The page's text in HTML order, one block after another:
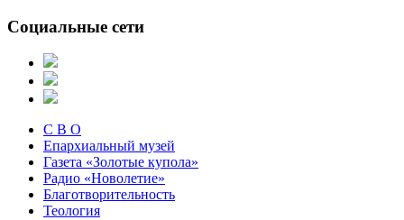
Социальные сети
С В О
Епархиальный музей
Газета «Золотые купола»
Радио «Новолетие»
Благотворительность
Теология